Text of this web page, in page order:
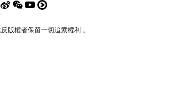
版權者保留一切追索權利 。